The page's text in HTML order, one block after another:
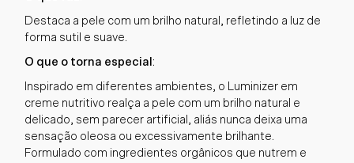
Destaca a pele com um brilho natural, refletindo a luz de
forma sutil e suave.
O que o torna especial :
Inspirado em diferentes ambientes, o Luminizer em
creme nutritivo realça a pele com um brilho natural e
delicado, sem parecer artificial, aliás nunca deixa uma
sensação oleosa ou excessivamente brilhante.
Formulado com ingredientes orgânicos que nutrem e